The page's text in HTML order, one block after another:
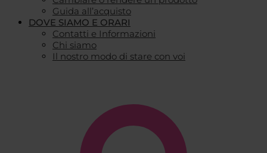
Guida all’acquisto
DOVE SIAMO E ORARI
Contatti e Informazioni
Chi siamo
Il nostro modo di stare con voi